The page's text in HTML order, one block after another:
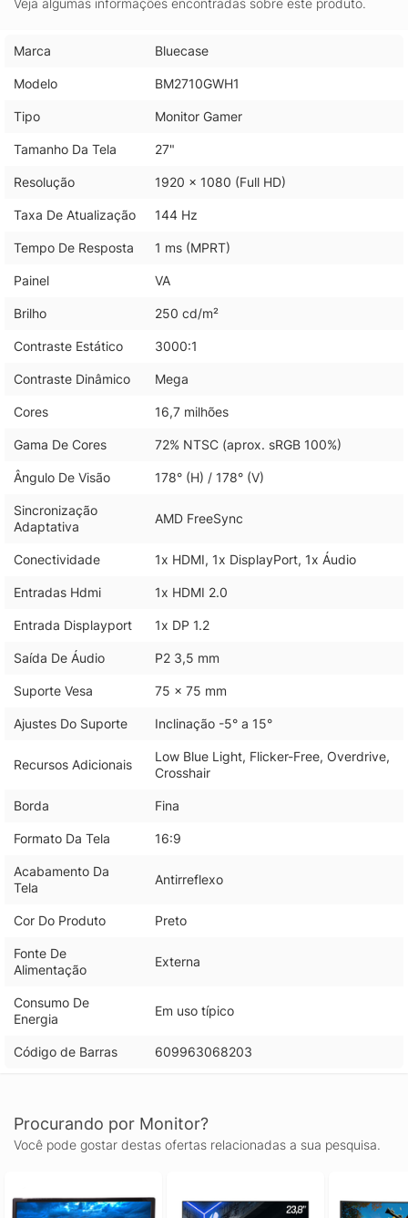
Marca Bluecase
Modelo BM2710GWH1
Tipo Monitor Gamer
Tamanho Da Tela 27"
Resolução 1920 x 1080 (Full HD)
Taxa De Atualização 144 Hz
Tempo De Resposta 1 ms (MPRT)
Painel VA
Brilho 250 cd/m²
Contraste Estático 3000:1
Contraste Dinâmico Mega
Cores 16,7 milhões
Gama De Cores 72% NTSC (aprox. sRGB 100%)
Ângulo De Visão 178° (H) / 178° (V)
Sincronização
Adaptativa
AMD FreeSync
Conectividade 1x HDMI, 1x DisplayPort, 1x Áudio
Entradas Hdmi 1x HDMI 2.0
Entrada Displayport 1x DP 1.2
Saída De Áudio P2 3,5 mm
Suporte Vesa 75 x 75 mm
Ajustes Do Suporte Inclinação -5° a 15°
Recursos Adicionais
Low Blue Light, Flicker-Free, Overdrive,
Crosshair
Borda Fina
Formato Da Tela 16:9
Acabamento Da
Tela
Antirreflexo
Cor Do Produto Preto
Fonte De
Alimentação
Externa
Consumo De
Energia
Em uso típico
Código de Barras 609963068203
Procurando por Monitor?
Você pode gostar destas ofertas relacionadas a sua pesquisa.